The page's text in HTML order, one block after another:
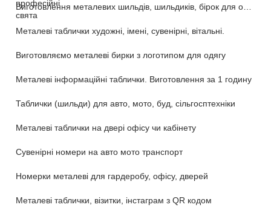
Металеві таблички художні, імені, сувенірні, вітальні.
Виготовляємо металеві бирки з логотипом для одягу
Металеві інформаційні таблички. Виготовлення за 1 годину
Таблички (шильди) для авто, мото, буд, сільгосптехніки
Металеві таблички на двері офісу чи кабінету
Сувенірні номери на авто мото транспорт
Номерки металеві для гардеробу, офісу, дверей
Металеві таблички, візитки, інстаграм з QR кодом